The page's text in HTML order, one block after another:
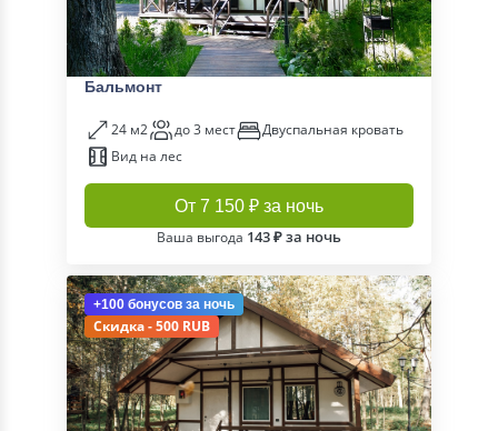
Бальмонт
24 м2 до 3 мест
Двуспальная кровать
Вид на лес
От 7 150 ₽ за ночь
Ваша выгода 143 ₽ за ночь
+100 бонусов за ночь
Скидка - 500 RUB